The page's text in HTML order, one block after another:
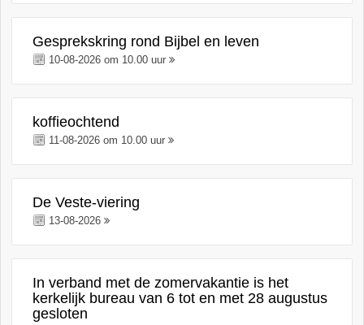
Gesprekskring rond Bijbel en leven
10-08-2026 om 10.00 uur
koffieochtend
11-08-2026 om 10.00 uur
De Veste-viering
13-08-2026
In verband met de zomervakantie is het
kerkelijk bureau van 6 tot en met 28 augustus
gesloten